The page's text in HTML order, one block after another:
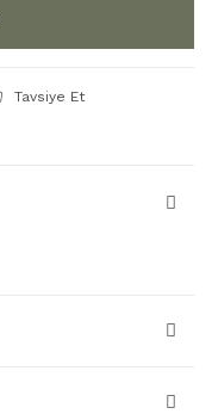
Tavsiye Et